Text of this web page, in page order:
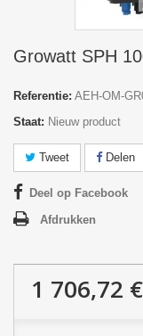
Growatt SPH
Referentie: AEH-OM-
Staat: Nieuw product
Tweet Delen
Deel op Facebook
Afdrukken
1 706,72 €